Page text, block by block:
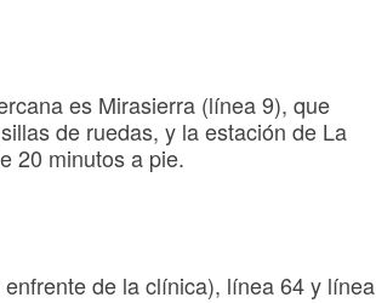
es Mirasierra (línea 9), que
de ruedas, y la estación de La
20 minutos a pie.
de la clínica), línea 64 y línea